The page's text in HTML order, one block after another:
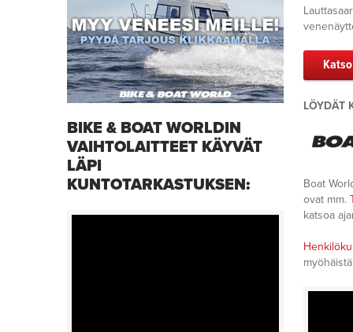
LÖYDÄT
Boat
ovat mm.
katsoa
BIKE & BOAT WORLDIN
VAIHTOLAITTEET KÄYVÄT
LÄPI
KUNTOTARKASTUKSEN: